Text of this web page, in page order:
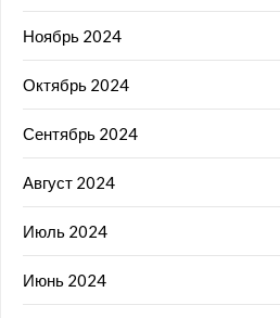
Ноябрь 2024
Октябрь 2024
Сентябрь 2024
Август 2024
Июль 2024
Июнь 2024